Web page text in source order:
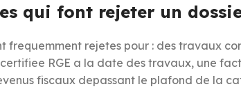
qui font rejeter un
frequemment rejetes pour : des travaux
RGE a la date des travaux, une
fiscaux depassant le plafond de la